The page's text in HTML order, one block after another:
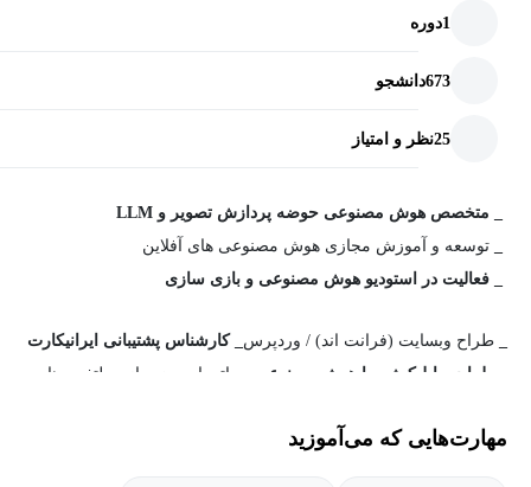
1دوره
673دانشجو
25نظر و امتیاز
_ متخصص هوش مصنوعی حوضه پردازش تصویر و LLM
توسعه و آموزش مجازی هوش مصنوعی های آفلاین
_ فعالیت در استودیو هوش مصنوعی و بازی سازی
طراح وبسایت (فرانت اند) / وردپرس
_ طراحی اپلیکیشن با هوش مصنوعی
_ کارشناس پشتیبانی ایرانیکارت
اتوماسیون سازی پلتفرم ها
مهارت‌هایی که می‌آموزید